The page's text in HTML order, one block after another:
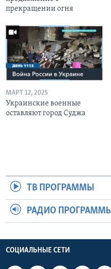
прекращении огня
МАРТ 12, 2025
Украинские военные
оставляют город Суджа
ТВ ПРОГРАММЫ
РАДИО ПРОГРАММЫ
СОЦИАЛЬНЫЕ СЕТИ